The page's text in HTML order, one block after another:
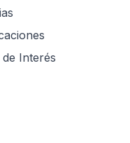
de Interés